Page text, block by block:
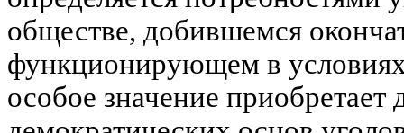
обществе, добившемся
функционирующем в
особое значение приобретает